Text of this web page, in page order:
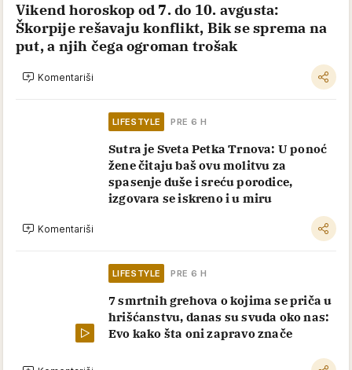
Vikend horoskop od 7. do 10. avgusta:
Škorpije rešavaju konflikt, Bik se sprema na
put, a njih čega ogroman trošak
Komentariši
LIFESTYLE PRE 6 H
Sutra je Sveta Petka Trnova: U ponoć
žene čitaju baš ovu molitvu za
spasenje duše i sreću porodice,
izgovara se iskreno i u miru
Komentariši
LIFESTYLE PRE 6 H
7 smrtnih grehova o kojima se priča u
hrišćanstvu, danas su svuda oko nas:
Evo kako šta oni zapravo znače